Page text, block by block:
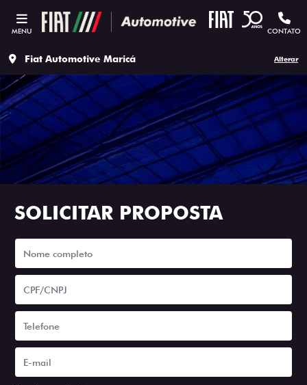
MENU CONTATO
Fiat Automotive Maricá Alterar
SOLICITAR PROPOSTA